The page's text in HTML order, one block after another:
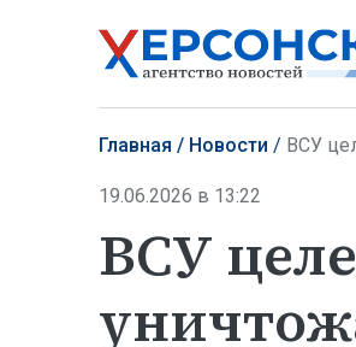
Главная Новости ВСУ
19.06.2026 в 13:22
ВСУ